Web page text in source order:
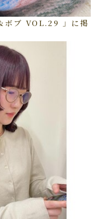
ボブ VOL.29 」に掲